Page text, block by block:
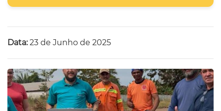
Data:23 de Junho de 2025